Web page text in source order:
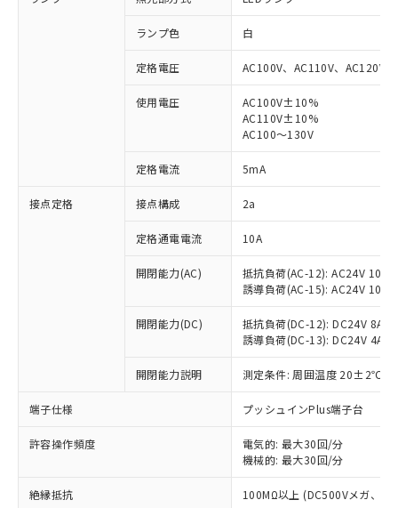
ランプ色 白
定格電圧 AC100V、AC110V、AC120V
使用電圧
AC100V±10%
AC110V±10%
AC100～130V
定格電流 5mA
接点定格 接点構成 2a
定格通電電流 10A
開閉能力(AC)
抵抗負荷(AC-12): AC24V 10A/
誘導負荷(AC-15): AC24V
開閉能力(DC)
抵抗負荷(DC-12): DC24V 8A/
誘導負荷(DC-13): DC24V 4A/
開閉能力説明 測定条件: 周囲温度 20±2℃、
端子仕様 プッシュインPlus端子台
許容操作頻度
電気的: 最大30回/分
機械的: 最大30回/分
絶縁抵抗 100MΩ以上 (DC500Vメガ、点
ご利用条件
以下の条件をお読みいただき、同意のうえ
ご利用ください。
商品の当社在庫状況および標準価格
(税抜)を提供させていただくもので
当社制御機器事業取扱商品の中には、
本サービスの対象外となる商品もある
ことをご了承ください。
在庫状況および標準価格照会結果は、
記載している更新日時点での社内デー
タに基づき作成されるものであり、閲
覧された時点での実際の在庫および標
※1 対応状況
対応済み：EU RoHS指令（10物質）の
非含有に対応した製品が提供可能な商品で
対応予定：EU RoHS指令（10物質）の非含
有に対応した製品に切り替える予定のある
対応予定なし：EU RoHS指令（10物質）の
非含有に非対応の商品で、対応品を出す予
調査・確認中：EU RoHS指令（10物質）の
非含有の対応状況を調査中または確認中の
非該当品：ライセンス料など無形物で、有
害物質有無と関係のない商品です。
仕入先様の事情により、非含有部品として
いたものが、含有品と判明した場合などや
むを得ず変更することがあります。
ミウム(Cd) 100ppm以下、
※1 中国RoHS○×表
「○」：最大均質材料含有率が中国RoHSの
基準値以下であることを示します。
「×」：最大均質材料含有率が中国RoHSの
基準値を超えていることを示します。
「－」：未確認です。当社販売部門へお問
い合わせください。
*中国RoHS10物質の基準値 (GB/T26572)：
Pb(鉛) :1000ppm、 Hg(水銀) : 1000ppm、 Cd(カドミウ
当社は、これら貴社製品のうち、外国
為替および外国貿易法に定める商品
（以下｢規制貨物等」という）を輸出
または国外への提供する場合は、日本
国政府の輸出許可(または役務取引許